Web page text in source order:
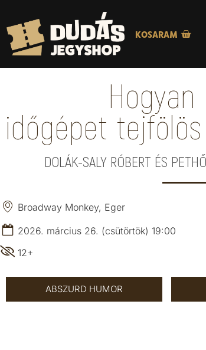
KOSARAM
időgépet
DOLÁK-SALY RÓBERT ÉS
Broadway Monkey, Eger
2026. március 26. (csütörtök) 19:00
12+
ABSZURD HUMOR